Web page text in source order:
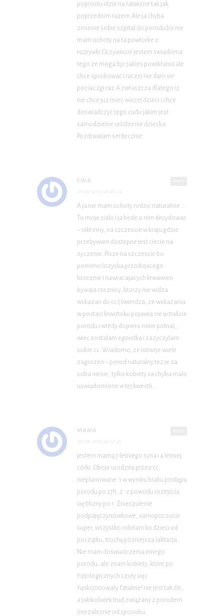
poprostu idzie na łatwizne tak jak
poprzednim razem.Ale ja chyba
zmienie sobie szpital do porodu bo nie
mam ochoty na ta powtorke z
rozrywki.Oczywiscie jestem swiadoma
tego ze moga byc jakies powikłania ale
chce sprobowac i raczej nie dam sie
pociac 2gi raz.A zwłaszcza dlatego iz
nie chce juz miec wiecej dzieci i chce
doswiadczyc tego cudu jakim jest
samodzielne urodzenie dziecka.
Pozdrawiam serdecznie.
EWA
A ja nie mam ochoty rodzic naturalnie….
To moje cialo i ja bede o nim decydowac
– nikt inny, na szczescie w kraju gdzie
przebywam dostepne jest ciecie na
zyczenie. Pisze na szczescie bo
pomimo lozyska przodujacego
brzeznie i nawracajacych krwawien
bywaja rzeznicy, ktorzy nie widza
wskazan do cc ( twierdza, ze wskazania
w postaci krwotoku pojawia sie w trakcie
porodu i wtedy dopiero mnie potna),
wiec zostalam egoistka i zazyczylam
sobie cc. Wiadomo, ze istnieje wiele
zagrozen – porod naturalny tez je za
soba niesie, tylko kobiety sa chyba malo
uswiadomione w tej kwestii…
MAMA
jestem mamą 7 letniego syna i 4 letniej
córki. Oboje urodziła przez cc,
nieplanowane: 1 w wyniku braku postępu
porodu po 27h, 2- z powodu rozejścia
się blizny po 1. Znieczulenie
podpajęczynówkowe, samopoczucie
super, wszystko robiłam ko dzieci od
początku, trochę późniejsza laktacja.
Nie mam doświadczenia innego
porodu, ale znam kobiety, które po
fizjologicznych czuły się i
funkcjonowały fatalnie! nie jest tak źle,
a jakikolwiek trud związany z porodem
(niezależnie od sposobu